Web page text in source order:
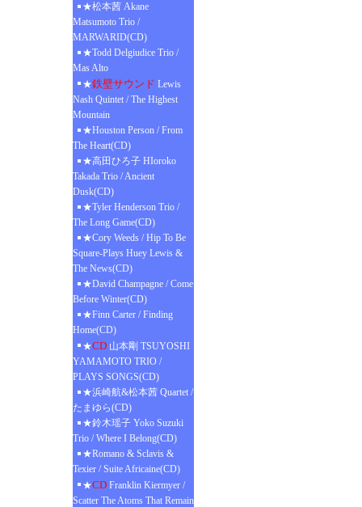
★松本茜 Akane
Matsumoto Trio /
MARWARID(CD)
★Todd Delgiudice Trio /
Mas Alto
★鉄壁サウンド Lewis
Nash Quintet / The Highest
Mountain
★Houston Person / From
The Heart(CD)
★高田ひろ子 HIoroko
Takada Trio / Ancient
Dusk(CD)
★Tyler Henderson Trio /
The Long Game(CD)
★Cory Weeds / Hip To Be
Square-Plays Huey Lewis &
The News(CD)
★David Champagne / Come
Before Winter(CD)
★Finn Carter / Finding
Home(CD)
★CD 山本剛 TSUYOSHI
YAMAMOTO TRIO /
PLAYS SONGS(CD)
★浜崎航&松本茜 Quartet /
たまゆら(CD)
★鈴木瑶子 Yoko Suzuki
Trio / Where I Belong(CD)
★Romano & Sclavis &
Texier / Suite Africaine(CD)
★CD Franklin Kiermyer /
Scatter The Atoms That Remain